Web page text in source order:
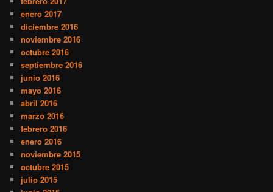
enero 2017
diciembre 2016
noviembre 2016
octubre 2016
septiembre 2016
junio 2016
mayo 2016
abril 2016
marzo 2016
febrero 2016
enero 2016
noviembre 2015
octubre 2015
julio 2015